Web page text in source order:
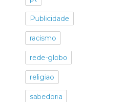
Publicidade
racismo
rede-globo
religiao
sabedoria